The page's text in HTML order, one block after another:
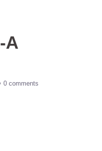
A
0 comments